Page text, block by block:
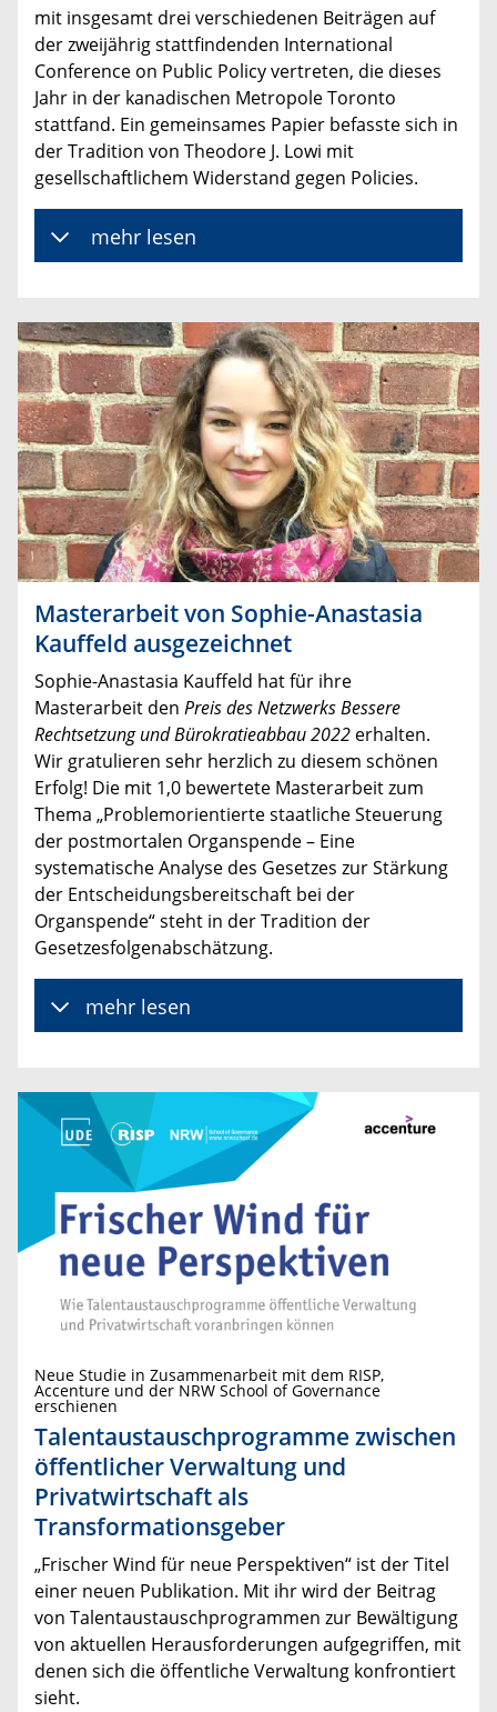
mit insgesamt drei verschiedenen Beiträgen auf
der zweijährig stattfindenden International
Conference on Public Policy vertreten, die dieses
Jahr in der kanadischen Metropole Toronto
stattfand. Ein gemeinsames Papier befasste sich in
der Tradition von Theodore J. Lowi mit
gesellschaftlichem Widerstand gegen Policies.
mehr lesen
Masterarbeit von Sophie-Anastasia
Kauffeld ausgezeichnet
Sophie-Anastasia Kauffeld hat für ihre
Masterarbeit den Preis des Netzwerks Bessere
Rechtsetzung und Bürokratieabbau 2022 erhalten.
Wir gratulieren sehr herzlich zu diesem schönen
Erfolg! Die mit 1,0 bewertete Masterarbeit zum
Thema „Problemorientierte staatliche Steuerung
der postmortalen Organspende – Eine
systematische Analyse des Gesetzes zur Stärkung
der Entscheidungsbereitschaft bei der
Organspende“ steht in der Tradition der
Gesetzesfolgenabschätzung.
mehr lesen
Neue Studie in Zusammenarbeit mit dem RISP,
Accenture und der NRW School of Governance
erschienen
Talentaustauschprogramme zwischen
öffentlicher Verwaltung und
Privatwirtschaft als
Transformationsgeber
„Frischer Wind für neue Perspektiven“ ist der Titel
einer neuen Publikation. Mit ihr wird der Beitrag
von Talentaustauschprogrammen zur Bewältigung
von aktuellen Herausforderungen aufgegriffen, mit
denen sich die öffentliche Verwaltung konfrontiert
sieht.